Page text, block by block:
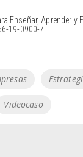
Enseñar, Aprender
19-0900-7
Videocaso